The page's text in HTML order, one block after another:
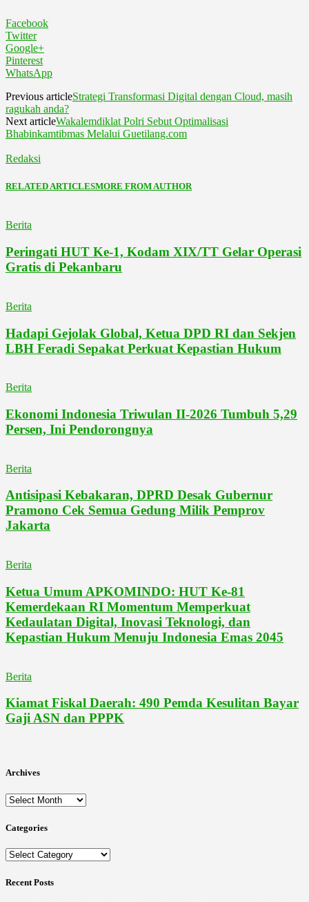
Facebook
Twitter
Google+
Pinterest
WhatsApp
Previous articleStrategi Transformasi Digital dengan Cloud, masih
ragukah anda?
Next articleWakalemdiklat Polri Sebut Optimalisasi
Bhabinkamtibmas Melalui Guetilang.com
Redaksi
RELATED ARTICLESMORE FROM AUTHOR
Berita
Peringati HUT Ke-1, Kodam XIX/TT Gelar Operasi
Gratis di Pekanbaru
Berita
Hadapi Gejolak Global, Ketua DPD RI dan Sekjen
LBH Feradi Sepakat Perkuat Kepastian Hukum
Berita
Ekonomi Indonesia Triwulan II-2026 Tumbuh 5,29
Persen, Ini Pendorongnya
Berita
Antisipasi Kebakaran, DPRD Desak Gubernur
Pramono Cek Semua Gedung Milik Pemprov
Jakarta
Berita
Ketua Umum APKOMINDO: HUT Ke-81
Kemerdekaan RI Momentum Memperkuat
Kedaulatan Digital, Inovasi Teknologi, dan
Kepastian Hukum Menuju Indonesia Emas 2045
Berita
Kiamat Fiskal Daerah: 490 Pemda Kesulitan Bayar
Gaji ASN dan PPPK
Archives
Archives
Categories
Categories
Recent Posts